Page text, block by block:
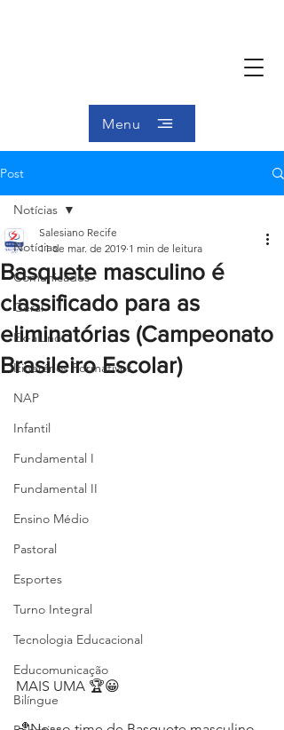
Menu
Post
Notícias
Comunicados
Geral
Ex-aluno
Itinerários Formativos
NAP
Infantil
Fundamental I
Fundamental II
Ensino Médio
Pastoral
Esportes
Turno Integral
Tecnologia Educacional
Educomunicação
Bilíngue
Notícias
Basquete masculino é
classificado para as
eliminatórias (Campeonato
Brasileiro Escolar)
Salesiano Recife
11 de mar. de 2019 1 min de leitura
MAIS UMA 🏆😀